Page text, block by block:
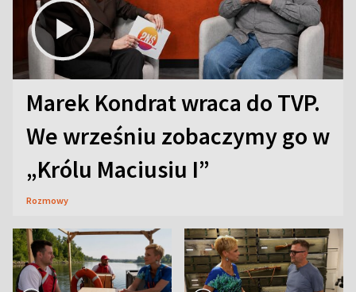
Marek Kondrat wraca do TVP.
We wrześniu zobaczymy go w
„Królu Maciusiu I”
Rozmowy